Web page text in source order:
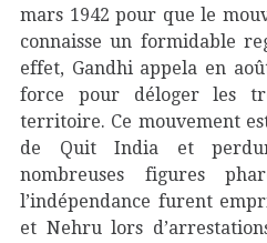
mars 1942 pour que le
connaisse un formidable
effet, Gandhi appela en
force pour déloger les
territoire. Ce mouvement
de Quit India et
nombreuses figures
l’indépendance furent
et Nehru lors